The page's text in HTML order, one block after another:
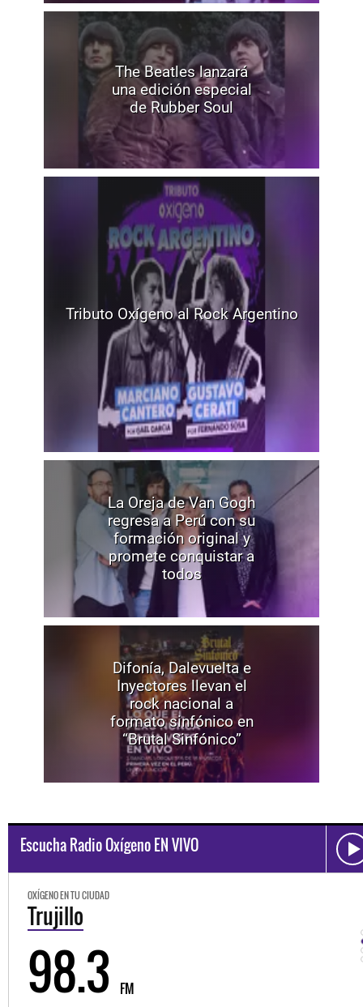
The Beatles lanzará
una edición especial
de Rubber Soul
Tributo Oxígeno al Rock Argentino
La Oreja de Van Gogh
regresa a Perú con su
formación original y
promete conquistar a
todos
Difonía, Dalevuelta e
Inyectores llevan el
rock nacional a
formato sinfónico en
“Brutal Sinfónico”
Escucha Radio Oxígeno EN VIVO
OXÍGENO EN TU CIUDAD
Trujillo
98.3 FM